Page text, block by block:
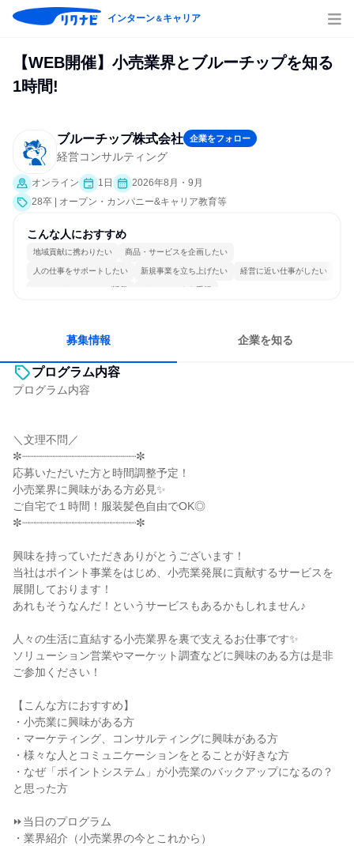
インターン＆キャリア
【WEB開催】小売業界とブルーチップを知る
1時間!
ブルーチップ株式会社 企業をフォロー
経営コンサルティング
オンライン 1日
2026年8月・9月
28卒 | オープン・カンパニー&キャリア教育等
こんな人におすすめ
地域貢献に携わりたい 商品・サービスを企画したい
人の仕事をサポートしたい 新規事業を立ち上げたい 経営に近い仕事がしたい
コミュニケーションが活発 チームワークを重視
募集情報 企業を知る
プログラム内容
プログラム内容
＼文理不問／
✼┈┈┈┈┈┈┈┈┈┈┈┈┈┈┈┈┈┈✼
応募いただいた方と時間調整予定！
小売業界に興味がある方必見✨
ご自宅で１時間！服装髪色自由でOK◎
✼┈┈┈┈┈┈┈┈┈┈┈┈┈┈┈┈┈┈✼
興味を持っていただきありがとうございます！
当社はポイント事業をはじめ、小売業発展に貢献するサービスを
展開しております！
あれもそうなんだ！というサービスもあるかもしれません♪
人々の生活に直結する小売業界を裏で支えるお仕事です✨
ソリューション営業やマーケット調査などに興味のある方は是非
ご参加ください！
【こんな方におすすめ】
・小売業に興味がある方
・マーケティング、コンサルティングに興味がある方
・様々な人とコミュニケーションをとることが好きな方
・なぜ「ポイントシステム」が小売業のバックアップになるの？
と思った方
⏩当日のプログラム
・業界紹介（小売業界の今とこれから）